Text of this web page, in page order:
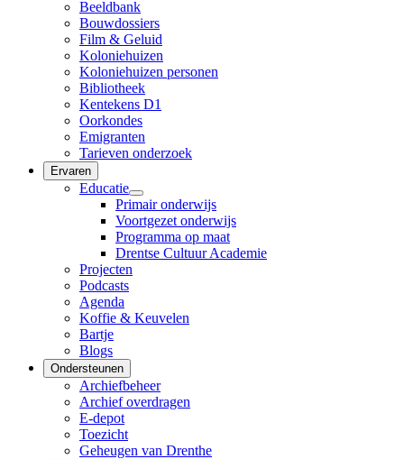
Beeldbank
Bouwdossiers
Film & Geluid
Koloniehuizen
Koloniehuizen personen
Bibliotheek
Kentekens D1
Oorkondes
Emigranten
Tarieven onderzoek
Ervaren
Educatie
Primair onderwijs
Voortgezet onderwijs
Programma op maat
Drentse Cultuur Academie
Projecten
Podcasts
Agenda
Koffie & Keuvelen
Bartje
Blogs
Ondersteunen
Archiefbeheer
Archief overdragen
E-depot
Toezicht
Geheugen van Drenthe